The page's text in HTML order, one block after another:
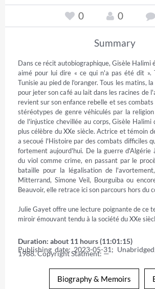
0 0
Summary
Dans ce récit autobiographique, Gisèle Halimi
aimé pour lui dire « ce qui n'a pas été dit ».
Tunisie au pied de l'oranger. Tous les matins,
pour jeter son café au lait dans les racines de
revient sur son enfance rebelle et ses
stéréotypes de genre véhiculés par la
de l'injustice chevillée au corps, Gisèle Halimi
plus célèbre du XXe siècle. Actrice et témoin
a secoué l'Histoire par des combats difficiles
fortement aujourd'hui. De la guerre d'Algérie
du viol comme crime, en passant par le
bataille pour la légalisation de
Mitterrand, Simone Veil, Bourguiba ou
Beauvoir, elle retrace ici son parcours hors du
Julie Gayet offre une lecture poignante de ce
miroir émouvant tendu à la société du XXe
Duration: about 11 hours (11:01:15)
Publishing date: 2023-05-31;
1988. Copyright Statment: —
Biography & Memoirs